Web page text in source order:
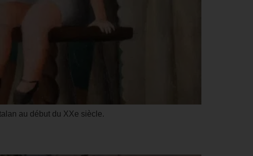
au début du XXe siècle.